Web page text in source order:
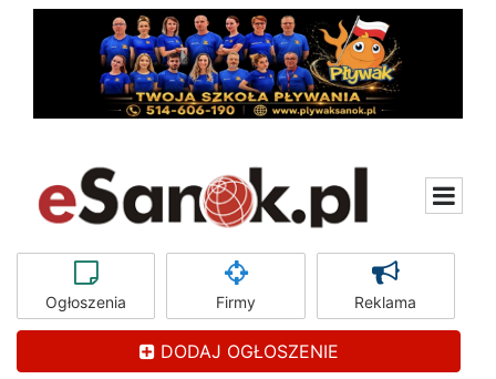
Ogłoszenia Firmy Reklama
DODAJ OGŁOSZENIE